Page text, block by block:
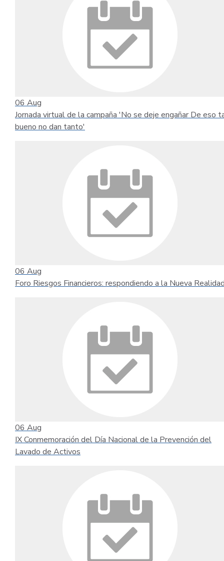
06 Aug
Jornada virtual de la campaña 'No se deje engañar De eso
bueno no dan tanto'
06 Aug
Foro Riesgos Financieros: respondiendo a la Nueva
06 Aug
IX Conmemoración del Día Nacional de la Prevención del
Lavado de Activos